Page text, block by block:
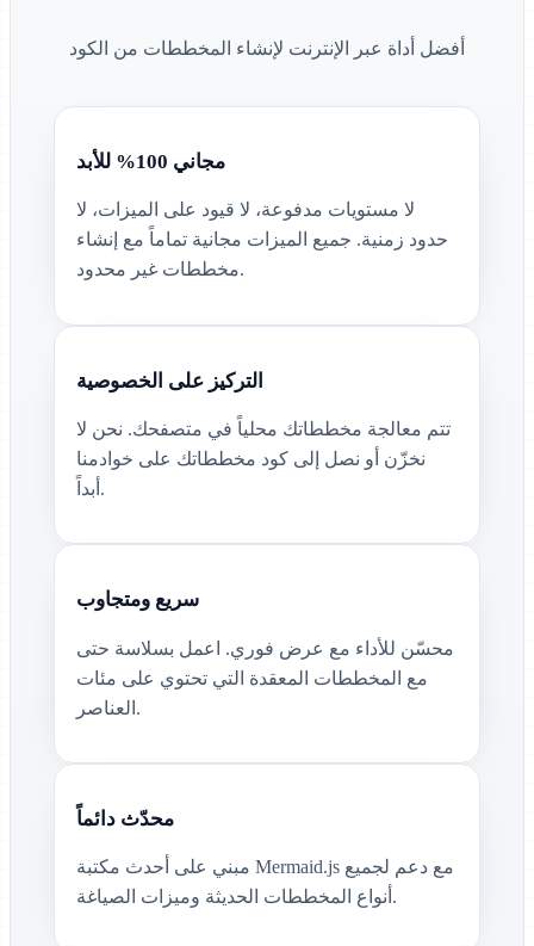
أفضل أداة عبر الإنترنت لإنشاء المخططات من الكود
مجاني 100% للأبد
لا مستويات مدفوعة، لا قيود على الميزات، لا
حدود زمنية. جميع الميزات مجانية تماماً مع إنشاء
مخططات غير محدود.
التركيز على الخصوصية
تتم معالجة مخططاتك محلياً في متصفحك. نحن لا
نخزّن أو نصل إلى كود مخططاتك على خوادمنا
أبداً.
سريع ومتجاوب
محسّن للأداء مع عرض فوري. اعمل بسلاسة حتى
مع المخططات المعقدة التي تحتوي على مئات
العناصر.
محدّث دائماً
مبني على أحدث مكتبة Mermaid.js مع دعم لجميع
أنواع المخططات الحديثة وميزات الصياغة.